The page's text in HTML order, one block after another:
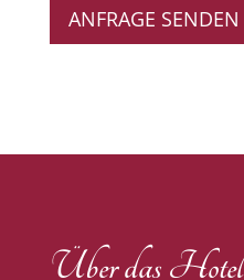
ANFRAGE SENDEN
Über das Hotel